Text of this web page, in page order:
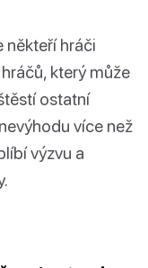
někteří hráči
který může
ostatní
více než
výzvu a